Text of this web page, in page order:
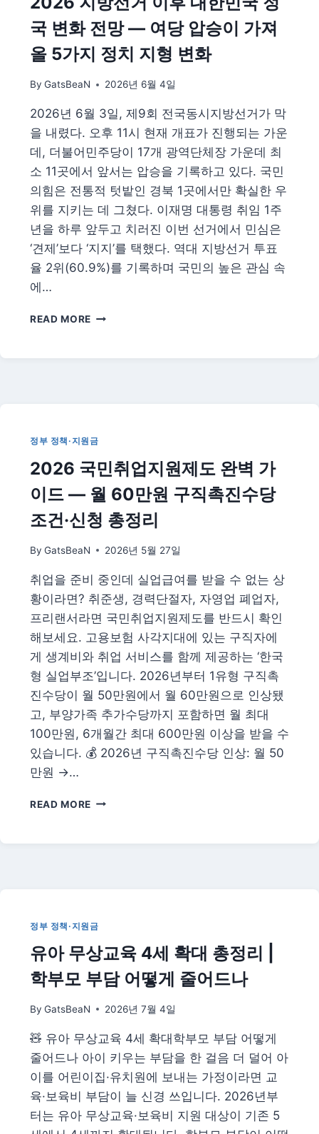
총
정
리
|
원
·
대
상
·
신
청
방
법
국 변화 전망 — 여당 압승이 가져
올 5가지 정치 지형 변화
By GatsBeaN 2026년 6월 4일
2026년 6월 3일, 제9회 전국동시지방선거가 막
을 내렸다. 오후 11시 현재 개표가 진행되는 가운
데, 더불어민주당이 17개 광역단체장 가운데 최
소 11곳에서 앞서는 압승을 기록하고 있다. 국민
의힘은 전통적 텃밭인 경북 1곳에서만 확실한 우
위를 지키는 데 그쳤다. 이재명 대통령 취임 1주
년을 하루 앞두고 치러진 이번 선거에서 민심은
‘견제’보다 ‘지지’를 택했다. 역대 지방선거 투표
율 2위(60.9%)를 기록하며 국민의 높은 관심 속
에…
READ MORE 2026
선
한
국
정
국
변
화
망
여
당
압
이
가
져
올
가
지
정
정부 정책·지원금
2026 국민취업지원제도 완벽 가
이드 — 월 60만원 구직촉진수당
조건·신청 총정리
By GatsBeaN 2026년 5월 27일
취업을 준비 중인데 실업급여를 받을 수 없는 상
황이라면? 취준생, 경력단절자, 자영업 폐업자,
프리랜서라면 국민취업지원제도를 반드시 확인
해보세요. 고용보험 사각지대에 있는 구직자에
게 생계비와 취업 서비스를 함께 제공하는 ‘한국
형 실업부조’입니다. 2026년부터 1유형 구직촉
진수당이 월 50만원에서 월 60만원으로 인상됐
고, 부양가족 추가수당까지 포함하면 월 최대
100만원, 6개월간 최대 600만원 이상을 받을 수
있습니다. 💰 2026년 구직촉진수당 인상: 월 50
만원 →…
READ MORE 2026
취
도
벽
가
이
—
60
만
원
구
직
촉
진
정부 정책·지원금
유아 무상교육 4세 확대 총정리 |
학부모 부담 어떻게 줄어드나
By GatsBeaN 2026년 7월 4일
🧸 유아 무상교육 4세 확대학부모 부담 어떻게
줄어드나 아이 키우는 부담을 한 걸음 더 덜어 아
이를 어린이집·유치원에 보내는 가정이라면 교
육·보육비 부담이 늘 신경 쓰입니다. 2026년부
터는 유아 무상교육·보육비 지원 대상이 기존 5